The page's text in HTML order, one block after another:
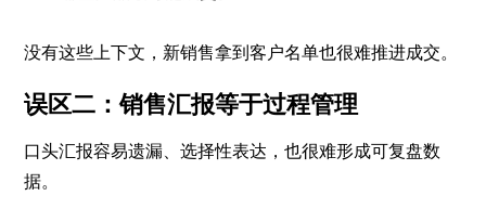
没有这些上下文，新销售拿到客户名单也很难推进成交。
误区二：销售汇报等于过程管理
口头汇报容易遗漏、选择性表达，也很难形成可复盘数
据。